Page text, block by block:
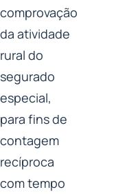
comprovação
da atividade
rural do
segurado
especial,
para fins de
contagem
recíproca
com tempo